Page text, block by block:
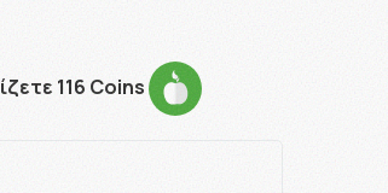
116 Coins